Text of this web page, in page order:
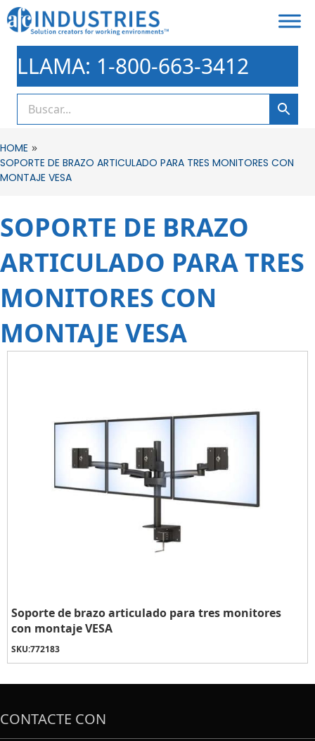
LLAMA: 1-800-663-3412
HOME »
SOPORTE DE BRAZO ARTICULADO PARA TRES MONITORES CON
MONTAJE VESA
SOPORTE DE BRAZO
ARTICULADO PARA TRES
MONITORES CON
MONTAJE VESA
Soporte de brazo articulado para tres monitores
con montaje VESA
SKU:772183
CONTACTE CON